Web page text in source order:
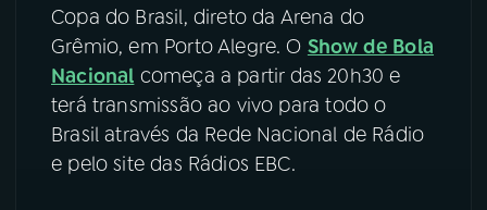
ACOMPANHE A RÁDIO NACIONAL
YouTube Facebook
Instagram X
TikTok
Copa do Brasil, direto da Arena do
Grêmio, em Porto Alegre. O Show de Bola
Nacional começa a partir das 20h30 e
terá transmissão ao vivo para todo o
Brasil através da Rede Nacional de Rádio
e pelo site das Rádios EBC.